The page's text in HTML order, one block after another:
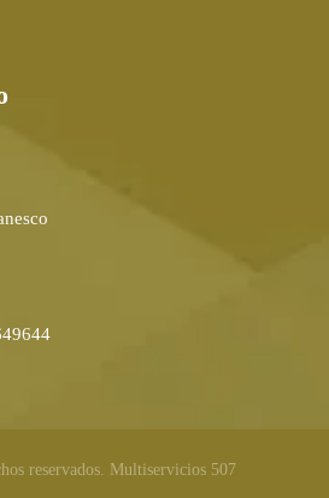
reservados. Multiservicios 507